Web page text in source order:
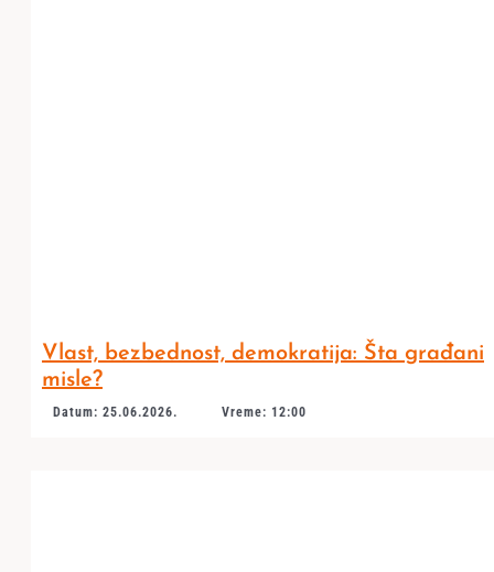
Vlast, bezbednost, demokratija: Šta građani
misle?
Datum: 25.06.2026. Vreme: 12:00